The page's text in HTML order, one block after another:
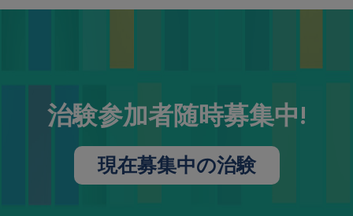
治験参加者随時募集中!
現在募集中の治験